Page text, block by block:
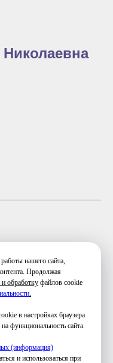
нашего сайта,
Продолжая
и обработку файлов cookie
.
в настройках браузера
функциональность сайта.
(информация)
и использоваться при